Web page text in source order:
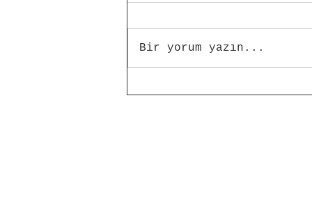
Bir yorum yazın...